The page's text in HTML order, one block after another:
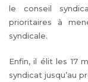
le conseil
prioritaires à
syndicale.
Enfin, il élit les 17
syndicat jusqu’au